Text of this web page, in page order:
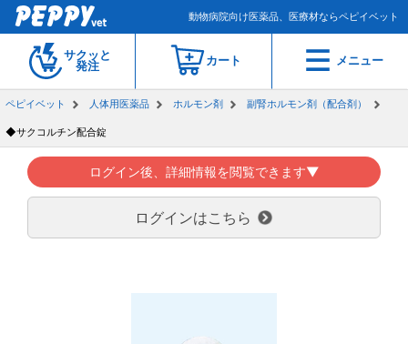
動物病院向け医薬品、医療材ならペピイベット
サクッと
発注
カート メニュー
ペピイベット 人体用医薬品 ホルモン剤 副腎ホルモン剤（配合剤）
◆サクコルチン配合錠
ログイン後、詳細情報を閲覧できます▼
ログインはこちら